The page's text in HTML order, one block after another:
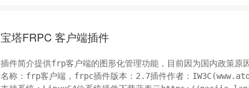
宝塔FRPC 客户端插件
插件简介提供frp客户端的图形化管理功能，目前因为国内政策原
名称：frp客户端，frpc插件版本：2.7插件作者：